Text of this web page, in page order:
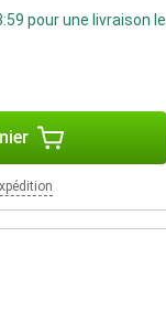
pour une livraison le